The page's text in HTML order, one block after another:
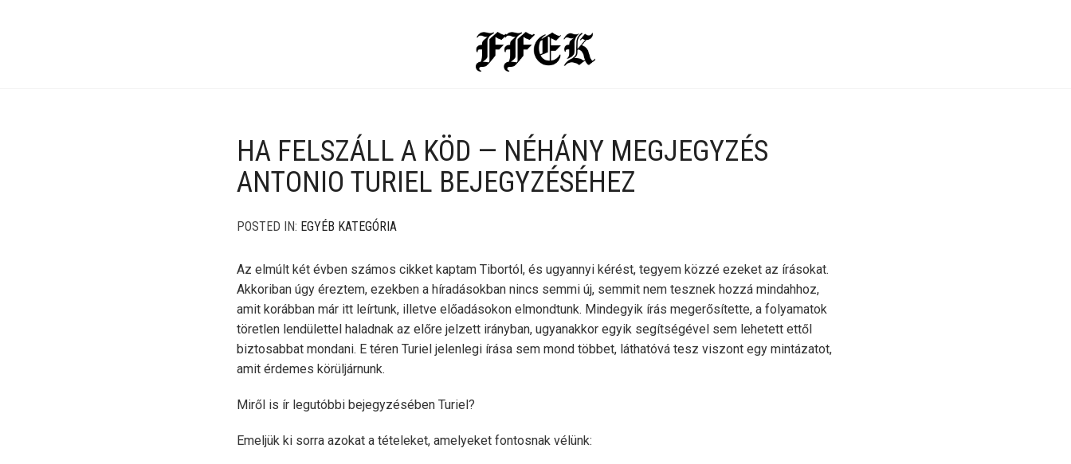
HA FELSZÁLL A KÖD — NÉHÁNY MEGJEGYZÉS
ANTONIO TURIEL BEJEGYZÉSÉHEZ
POSTED IN: EGYÉB KATEGÓRIA
Az elmúlt két évben számos cikket kaptam Tibortól, és ugyannyi kérést, tegyem közzé ezeket az írásokat.
Akkoriban úgy éreztem, ezekben a híradásokban nincs semmi új, semmit nem tesznek hozzá mindahhoz,
amit korábban már itt leírtunk, illetve előadásokon elmondtunk. Mindegyik írás megerősítette, a folyamatok
töretlen lendülettel haladnak az előre jelzett irányban, ugyanakkor egyik segítségével sem lehetett ettől
biztosabbat mondani. E téren Turiel jelenlegi írása sem mond többet, láthatóvá tesz viszont egy mintázatot,
amit érdemes körüljárnunk.
Miről is ír legutóbbi bejegyzésében Turiel?
Emeljük ki sorra azokat a tételeket, amelyeket fontosnak vélünk: